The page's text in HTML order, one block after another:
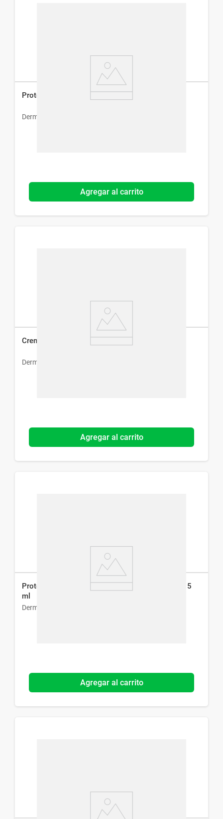
Protector Solar Dermur Spray Fps 30 x 180 ml
Dermur
Agregar al carrito
Crema Dermur Kimullen x 30 ml
Dermur
Agregar al carrito
Protector Solar Dermur FPS 30 Barra Incolora x 15
ml
Dermur
Agregar al carrito